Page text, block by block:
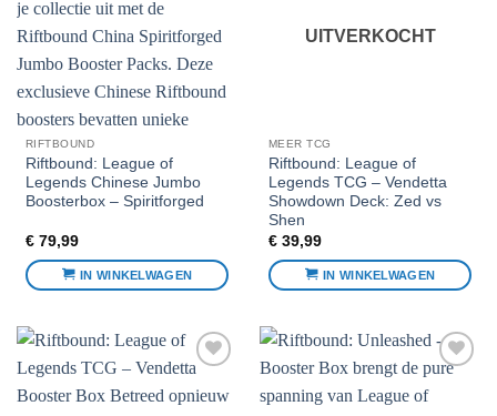
RIFTBOUND
Riftbound: League of
Legends Chinese Jumbo
Boosterbox – Spiritforged
€79,99
IN WINKELWAGEN
UITVERKOCHT
MEER TCG
Riftbound: League of
Legends TCG – Vendetta
Showdown Deck: Zed vs
Shen
€39,99
IN WINKELWAGEN
aan
aan